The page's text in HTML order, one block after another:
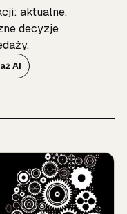
aktualne,
decyzje
AI